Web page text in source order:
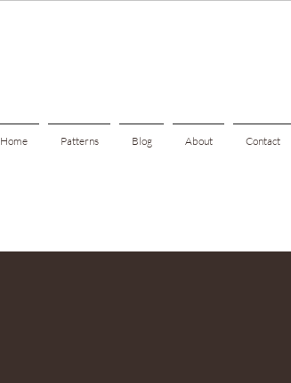
Home Patterns Blog About Contact